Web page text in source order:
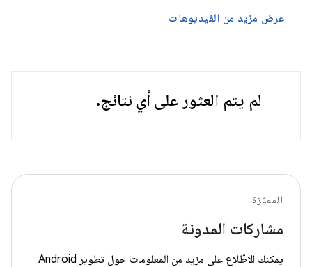
عرض مزيد من الفيديوهات
لم يتم العثور على أي نتائج.
المميّزة
مشاركات المدونة
يمكنك الاطّلاع على مزيد من المعلومات حول تطوير Android